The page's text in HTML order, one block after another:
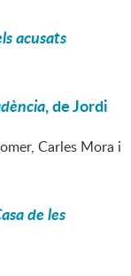
acusats
, de Jordi
Carles Mora i
de les